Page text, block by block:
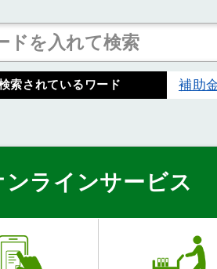
索されているワード 補助
ンラインサービス